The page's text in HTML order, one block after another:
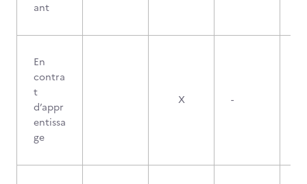
ant
En
contra
t
d’appr
entissa
ge
X -